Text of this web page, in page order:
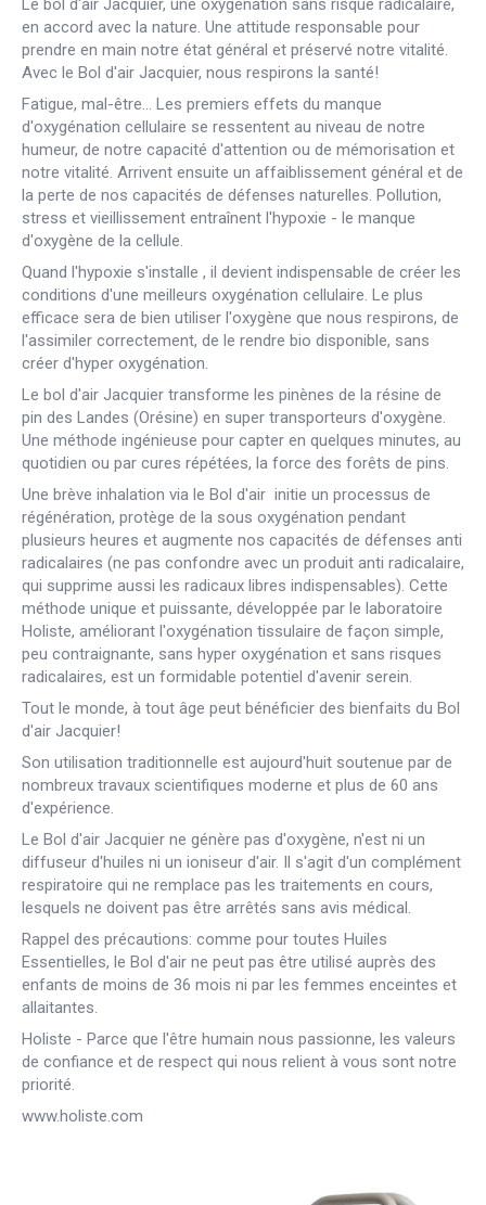
Le bol d'air Jacquier, une oxygénation sans risque radicalaire,
en accord avec la nature. Une attitude responsable pour
prendre en main notre état général et préservé notre vitalité.
Avec le Bol d'air Jacquier, nous respirons la santé!
Fatigue, mal-être... Les premiers effets du manque
d'oxygénation cellulaire se ressentent au niveau de notre
humeur, de notre capacité d'attention ou de mémorisation et
notre vitalité. Arrivent ensuite un affaiblissement général et de
la perte de nos capacités de défenses naturelles. Pollution,
stress et vieillissement entraînent l'hypoxie - le manque
d'oxygène de la cellule.
Quand l'hypoxie s'installe , il devient indispensable de créer les
conditions d'une meilleurs oxygénation cellulaire. Le plus
efficace sera de bien utiliser l'oxygène que nous respirons, de
l'assimiler correctement, de le rendre bio disponible, sans
créer d'hyper oxygénation.
Le bol d'air Jacquier transforme les pinènes de la résine de
pin des Landes (Orésine) en super transporteurs d'oxygène.
Une méthode ingénieuse pour capter en quelques minutes, au
quotidien ou par cures répétées, la force des forêts de pins.
Une brève inhalation via le Bol d'air initie un processus de
régénération, protège de la sous oxygénation pendant
plusieurs heures et augmente nos capacités de défenses anti
radicalaires (ne pas confondre avec un produit anti radicalaire,
qui supprime aussi les radicaux libres indispensables). Cette
méthode unique et puissante, développée par le laboratoire
Holiste, améliorant l'oxygénation tissulaire de façon simple,
peu contraignante, sans hyper oxygénation et sans risques
radicalaires, est un formidable potentiel d'avenir serein.
Tout le monde, à tout âge peut bénéficier des bienfaits du Bol
d'air Jacquier!
Son utilisation traditionnelle est aujourd'huit soutenue par de
nombreux travaux scientifiques moderne et plus de 60 ans
d'expérience.
Le Bol d'air Jacquier ne génère pas d'oxygène, n'est ni un
diffuseur d'huiles ni un ioniseur d'air. Il s'agit d'un complément
respiratoire qui ne remplace pas les traitements en cours,
lesquels ne doivent pas être arrêtés sans avis médical.
Rappel des précautions: comme pour toutes Huiles
Essentielles, le Bol d'air ne peut pas être utilisé auprès des
enfants de moins de 36 mois ni par les femmes enceintes et
allaitantes.
Holiste - Parce que l'être humain nous passionne, les valeurs
de confiance et de respect qui nous relient à vous sont notre
priorité.
www.holiste.com